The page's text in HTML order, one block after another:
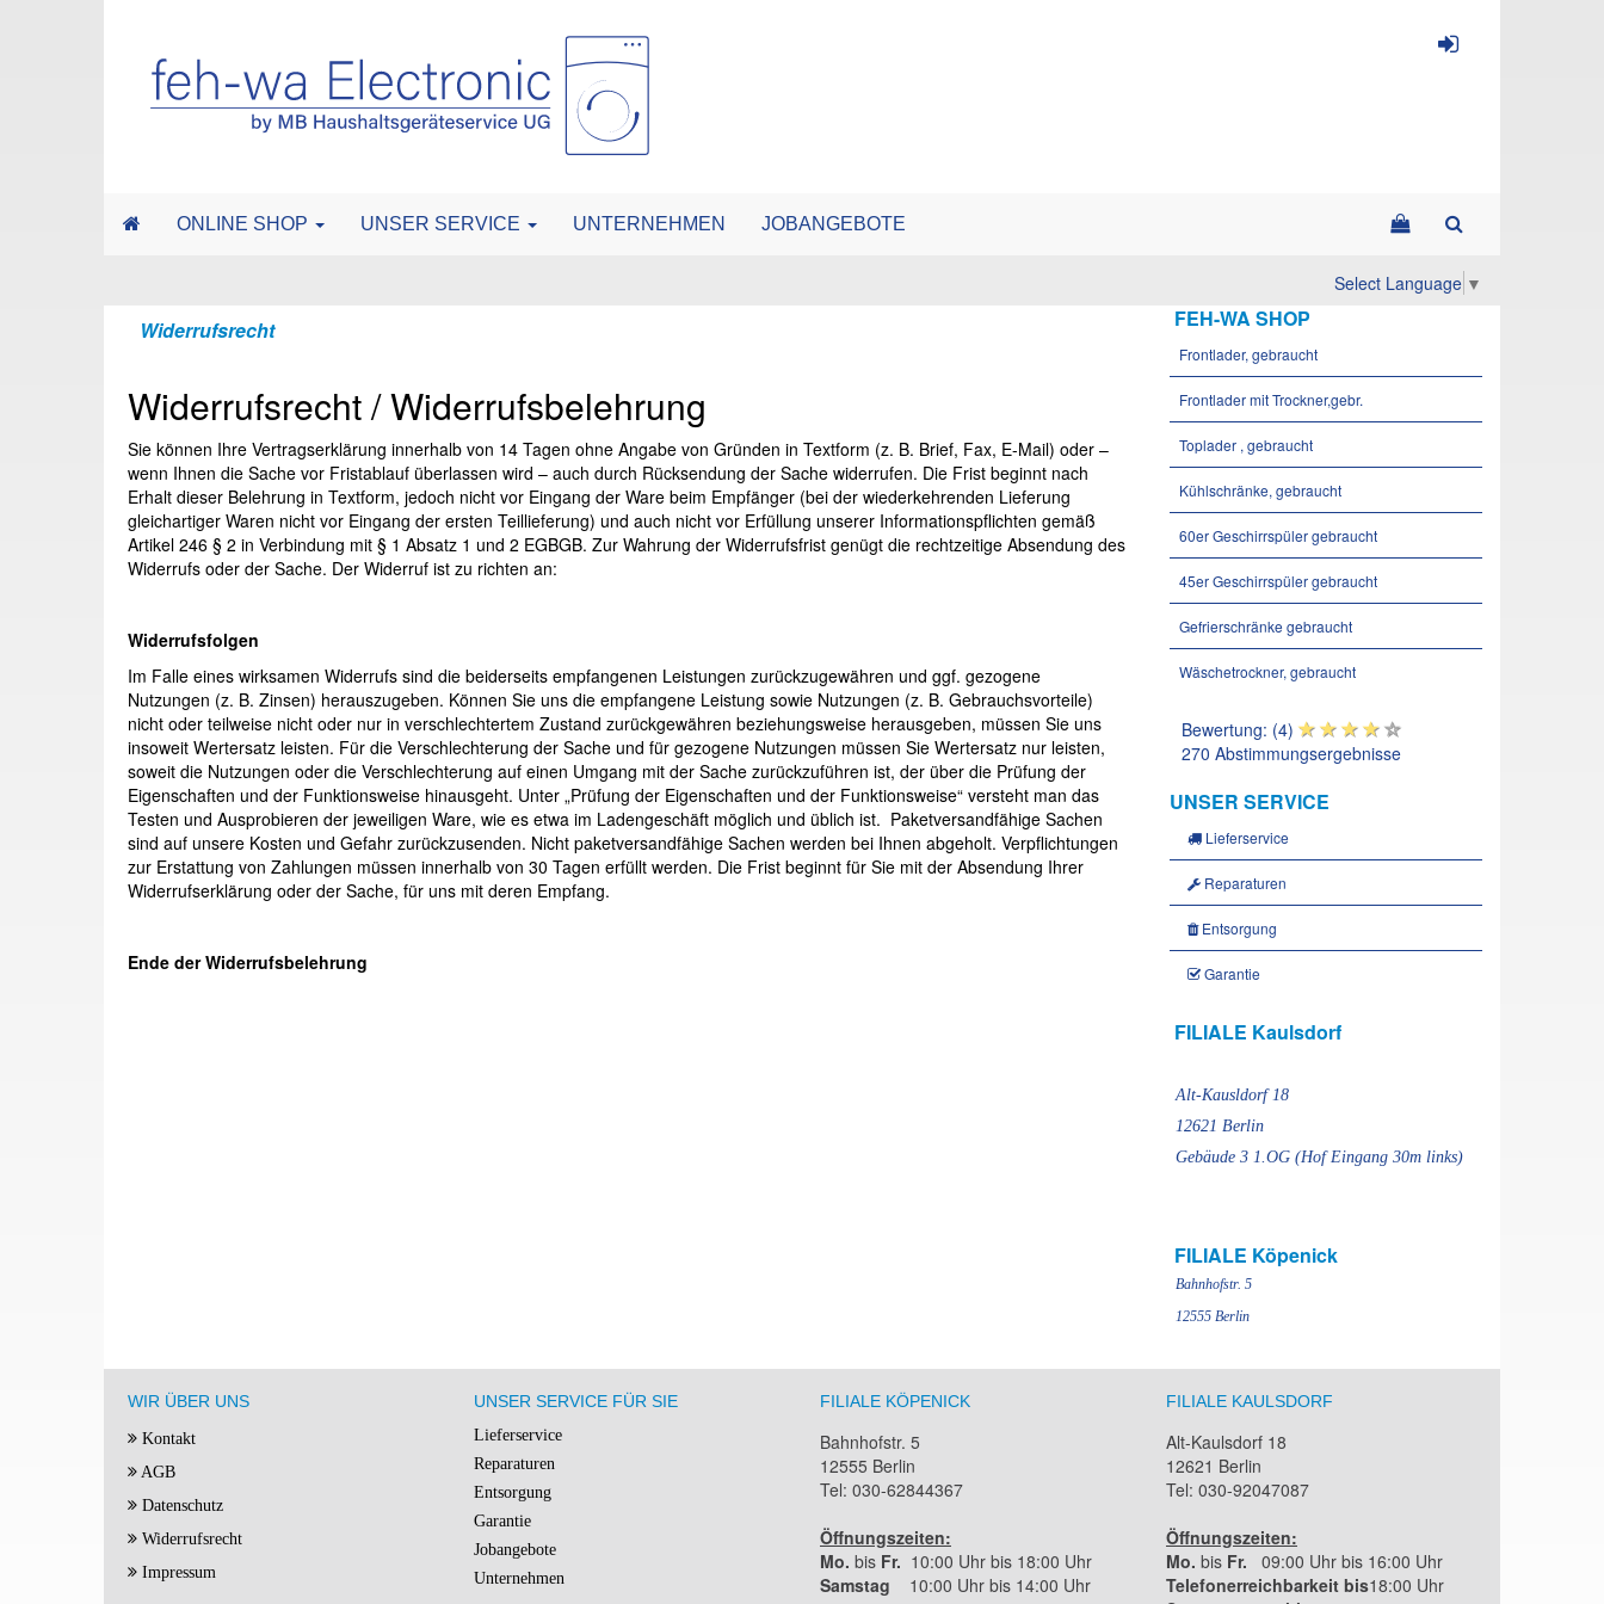
ONLINE SHOP UNSER SERVICE UNTERNEHMEN JOBANGEBOTE
Select Language ▼
Widerrufsrecht
Widerrufsrecht / Widerrufsbelehrung
Sie können Ihre Vertragserklärung innerhalb von 14 Tagen ohne Angabe von Gründen in Textform (z. B. Brief, Fax, E-Mail) oder –
wenn Ihnen die Sache vor Fristablauf überlassen wird – auch durch Rücksendung der Sache widerrufen. Die Frist beginnt nach
Erhalt dieser Belehrung in Textform, jedoch nicht vor Eingang der Ware beim Empfänger (bei der wiederkehrenden Lieferung
gleichartiger Waren nicht vor Eingang der ersten Teillieferung) und auch nicht vor Erfüllung unserer Informationspflichten gemäß
Artikel 246 § 2 in Verbindung mit § 1 Absatz 1 und 2 EGBGB. Zur Wahrung der Widerrufsfrist genügt die rechtzeitige Absendung des
Widerrufs oder der Sache. Der Widerruf ist zu richten an:
Widerrufsfolgen
Im Falle eines wirksamen Widerrufs sind die beiderseits empfangenen Leistungen zurückzugewähren und ggf. gezogene
Nutzungen (z. B. Zinsen) herauszugeben. Können Sie uns die empfangene Leistung sowie Nutzungen (z. B. Gebrauchsvorteile)
nicht oder teilweise nicht oder nur in verschlechtertem Zustand zurückgewähren beziehungsweise herausgeben, müssen Sie uns
insoweit Wertersatz leisten. Für die Verschlechterung der Sache und für gezogene Nutzungen müssen Sie Wertersatz nur leisten,
soweit die Nutzungen oder die Verschlechterung auf einen Umgang mit der Sache zurückzuführen ist, der über die Prüfung der
Eigenschaften und der Funktionsweise hinausgeht. Unter „Prüfung der Eigenschaften und der Funktionsweise“ versteht man das
Testen und Ausprobieren der jeweiligen Ware, wie es etwa im Ladengeschäft möglich und üblich ist. Paketversandfähige Sachen
sind auf unsere Kosten und Gefahr zurückzusenden. Nicht paketversandfähige Sachen werden bei Ihnen abgeholt. Verpflichtungen
zur Erstattung von Zahlungen müssen innerhalb von 30 Tagen erfüllt werden. Die Frist beginnt für Sie mit der Absendung Ihrer
Widerrufserklärung oder der Sache, für uns mit deren Empfang.
Ende der Widerrufsbelehrung
FEH-WA SHOP
Frontlader, gebraucht
Frontlader mit Trockner,gebr.
Toplader , gebraucht
Kühlschränke, gebraucht
60er Geschirrspüler gebraucht
45er Geschirrspüler gebraucht
Gefrierschränke gebraucht
Wäschetrockner, gebraucht
Bewertung: (4)
270 Abstimmungsergebnisse
UNSER SERVICE
Lieferservice
Reparaturen
Entsorgung
Garantie
FILIALE Kaulsdorf
Alt-Kausldorf 18
12621 Berlin
Gebäude 3 1.OG (Hof Eingang 30m links)
FILIALE Köpenick
Bahnhofstr. 5
12555 Berlin
WIR ÜBER UNS
Kontakt
AGB
Datenschutz
Widerrufsrecht
Impressum
UNSER SERVICE FÜR SIE
Lieferservice
Reparaturen
Entsorgung
Garantie
Jobangebote
Unternehmen
FILIALE KÖPENICK
Bahnhofstr. 5
12555 Berlin
Tel: 030-62844367
Öffnungszeiten:
Mo. bis Fr. 10:00 Uhr bis 18:00 Uhr
Samstag 10:00 Uhr bis 14:00 Uhr
FILIALE KAULSDORF
Alt-Kaulsdorf 18
12621 Berlin
Tel: 030-92047087
Öffnungszeiten:
Mo. bis Fr.
09:00 Uhr bis 16:00 Uhr
Telefonerreichbarkeit bis18:00 Uhr